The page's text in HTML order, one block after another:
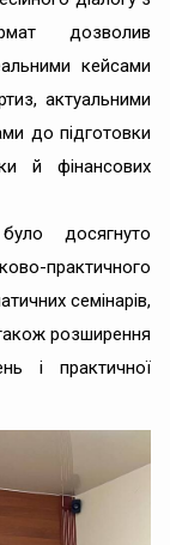
дозволив
кейсами
актуальними
до підготовки
й фінансових
досягнуто
практичного
семінарів,
також розширення
і практичної